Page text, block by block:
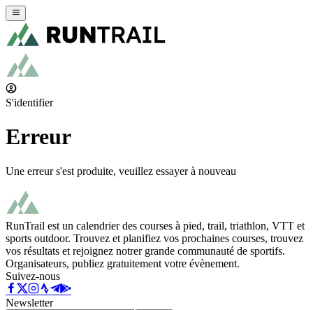
S'identifier
Erreur
Une erreur s'est produite, veuillez essayer à nouveau
RunTrail est un calendrier des courses à pied, trail, triathlon, VTT et
sports outdoor. Trouvez et planifiez vos prochaines courses, trouvez
vos résultats et rejoignez notrer grande communauté de sportifs.
Organisateurs, publiez gratuitement votre évènement.
Suivez-nous
Newsletter